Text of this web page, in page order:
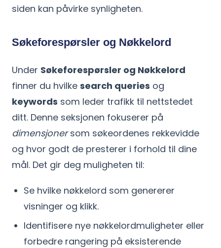
siden kan påvirke synligheten.
Søkeforespørsler og Nøkkelord
Under Søkeforespørsler og Nøkkelord
finner du hvilke search queries og
keywords som leder trafikk til nettstedet
ditt. Denne seksjonen fokuserer på
dimensjonersom søkeordenes rekkevidde
og hvor godt de presterer i forhold til dine
mål. Det gir deg muligheten til:
Se hvilke nøkkelord som genererer
visninger og klikk.
Identifisere nye nøkkelordmuligheter eller
forbedre rangering på eksisterende